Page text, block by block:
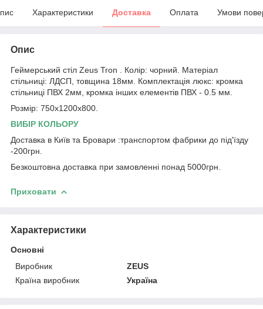
Характеристики Доставка Оплата Умови
Опис
Геймерський стіл Zeus Tron . Колір: чорний. Матеріал
стільниці: ЛДСП, товщина 18мм. Комплектація люкс: кромка
стільниці ПВХ 2мм, кромка інших елементів ПВХ - 0.5 мм.
Розмір: 750х1200х800.
ВИБІР КОЛЬОРУ
Доставка в Київ та Бровари :транспортом фабрики до під'їзду
-200грн.
Безкоштовна доставка при замовленні понад 5000грн.
Приховати
Характеристики
Основні
Виробник
ZEUS
Країна виробник
Україна